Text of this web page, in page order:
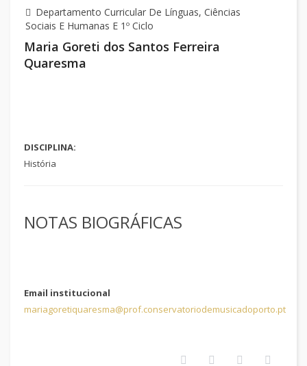
Departamento Curricular De Línguas, Ciências
Sociais E Humanas E 1º Ciclo
Maria Goreti dos Santos Ferreira
Quaresma
DISCIPLINA:
História
NOTAS BIOGRÁFICAS
Email institucional
mariagoretiquaresma@prof.conservatoriodemusicadoporto.pt